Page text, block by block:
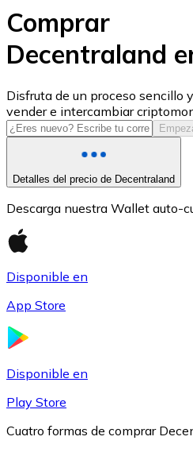
USD Coin
USDC
Comprar
Decentraland
Disfruta de un proceso sencillo
vender e intercambiar
Detalles del precio de Decentraland
Descarga nuestra Wallet auto-
Disponible en
App Store
Disponible en
Play Store
Cuatro formas de comprar